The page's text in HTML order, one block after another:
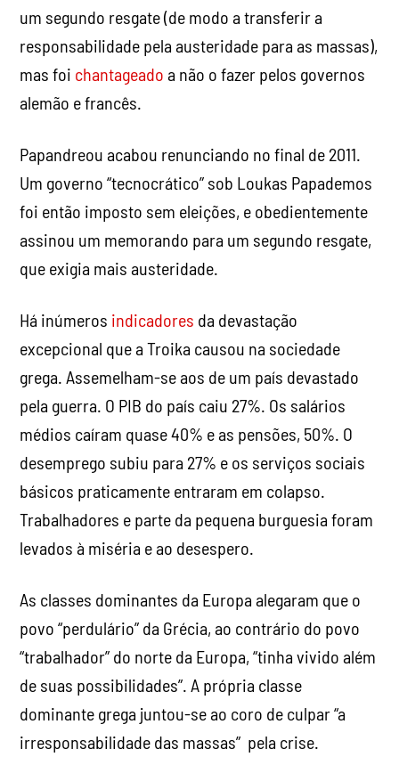
um segundo resgate (de modo a transferir a
responsabilidade pela austeridade para as massas),
mas foi chantageado a não o fazer pelos governos
alemão e francês.
Papandreou acabou renunciando no final de 2011.
Um governo “tecnocrático” sob Loukas Papademos
foi então imposto sem eleições, e obedientemente
assinou um memorando para um segundo resgate,
que exigia mais austeridade.
Há inúmeros indicadores da devastação
excepcional que a Troika causou na sociedade
grega. Assemelham-se aos de um país devastado
pela guerra. O PIB do país caiu 27%. Os salários
médios caíram quase 40% e as pensões, 50%. O
desemprego subiu para 27% e os serviços sociais
básicos praticamente entraram em colapso.
Trabalhadores e parte da pequena burguesia foram
levados à miséria e ao desespero.
As classes dominantes da Europa alegaram que o
povo “perdulário” da Grécia, ao contrário do povo
“trabalhador” do norte da Europa, “tinha vivido além
de suas possibilidades”. A própria classe
dominante grega juntou-se ao coro de culpar “a
irresponsabilidade das massas” pela crise.